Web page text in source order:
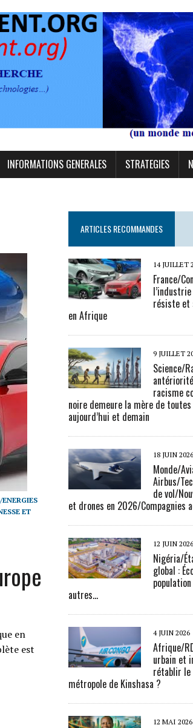
INFORMATIONS GENERALES STRATEGIES
ET
en
est
ARTICLES RECOMMANDES
14 JUILLET
France/
résiste et
en Afrique
9 JUILLET
Science/
racisme
noire demeure la mère de
aujourd’hui et demain
18 JUIN 2026
Monde/
Airbus/
de vol/
et drones en 2026/Compagnies
12 JUIN 2026
Nigéria/
global :
autres…
4 JUIN 2026
Afrique/
urbain et
rétablir le
métropole de Kinshasa ?
12 MAI 2026